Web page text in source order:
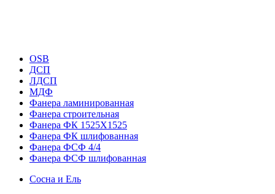
OSB
ДСП
ЛДСП
МДФ
Фанера ламинированная
Фанера строительная
Фанера ФК 1525Х1525
Фанера ФК шлифованная
Фанера ФСФ 4/4
Фанера ФСФ шлифованная
Сосна и Ель